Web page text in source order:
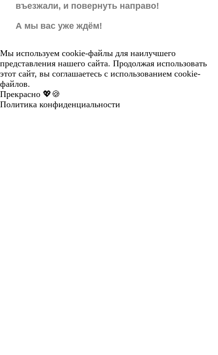
въезжали, и повернуть направо!
А мы вас уже ждём!
Мы используем cookie-файлы для наилучшего
представления нашего сайта. Продолжая использовать
этот сайт, вы соглашаетесь с использованием cookie-
файлов.
Прекрасно 💖🍪
Политика конфиденциальности